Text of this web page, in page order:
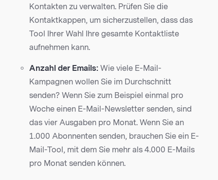
Kontakten zu verwalten. Prüfen Sie die
Kontaktkappen, um sicherzustellen, dass das
Tool Ihrer Wahl Ihre gesamte Kontaktliste
aufnehmen kann.
Anzahl der Emails: Wie viele E-Mail-
Kampagnen wollen Sie im Durchschnitt
senden? Wenn Sie zum Beispiel einmal pro
Woche einen E-Mail-Newsletter senden, sind
das vier Ausgaben pro Monat. Wenn Sie an
1.000 Abonnenten senden, brauchen Sie ein E-
Mail-Tool, mit dem Sie mehr als 4.000 E-Mails
pro Monat senden können.